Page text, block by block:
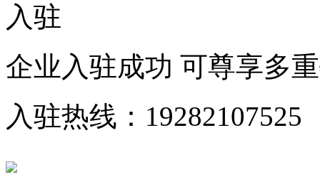
入驻
企业入驻成功 可尊享多
入驻热线：19282107525